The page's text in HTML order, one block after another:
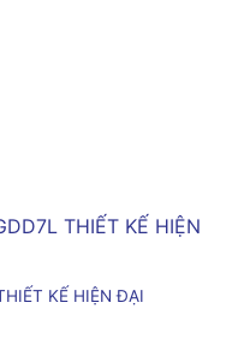
KẾ HIỆN ĐẠI